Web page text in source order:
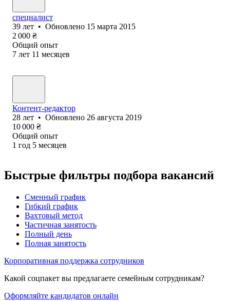
специалист
39 лет • Обновлено 15 марта 2015
2 000 ₴
Общий опыт
7 лет 11 месяцев
Контент-редактор
28 лет • Обновлено 26 августа 2019
10 000 ₴
Общий опыт
1 год 5 месяцев
Быстрые фильтры подбора вакансий
Сменный график
Гибкий график
Вахтовый метод
Частичная занятость
Полный день
Полная занятость
Корпоративная поддержка сотрудников
Какой соцпакет вы предлагаете семейным сотрудникам?
Оформляйте кандидатов онлайн